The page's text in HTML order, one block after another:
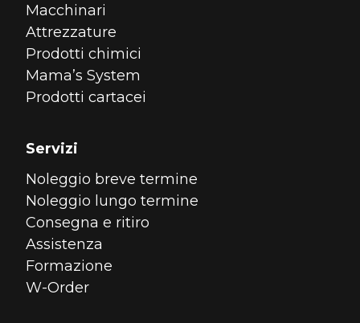
Macchinari
Attrezzature
Prodotti chimici
Mama’s System
Prodotti cartacei
Servizi
Noleggio breve termine
Noleggio lungo termine
Consegna e ritiro
Assistenza
Formazione
W-Order